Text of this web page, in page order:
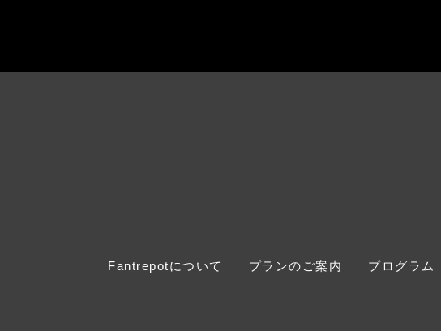
Fantrepotについて プランのご案内 プログラム